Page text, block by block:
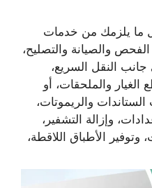
ما يلزمك من خدمات
والصيانة والتصليح،
النقل السريع،
والملحقات، أو
والريموتات،
وإزالة التشفير،
الأطباق اللاقطة،